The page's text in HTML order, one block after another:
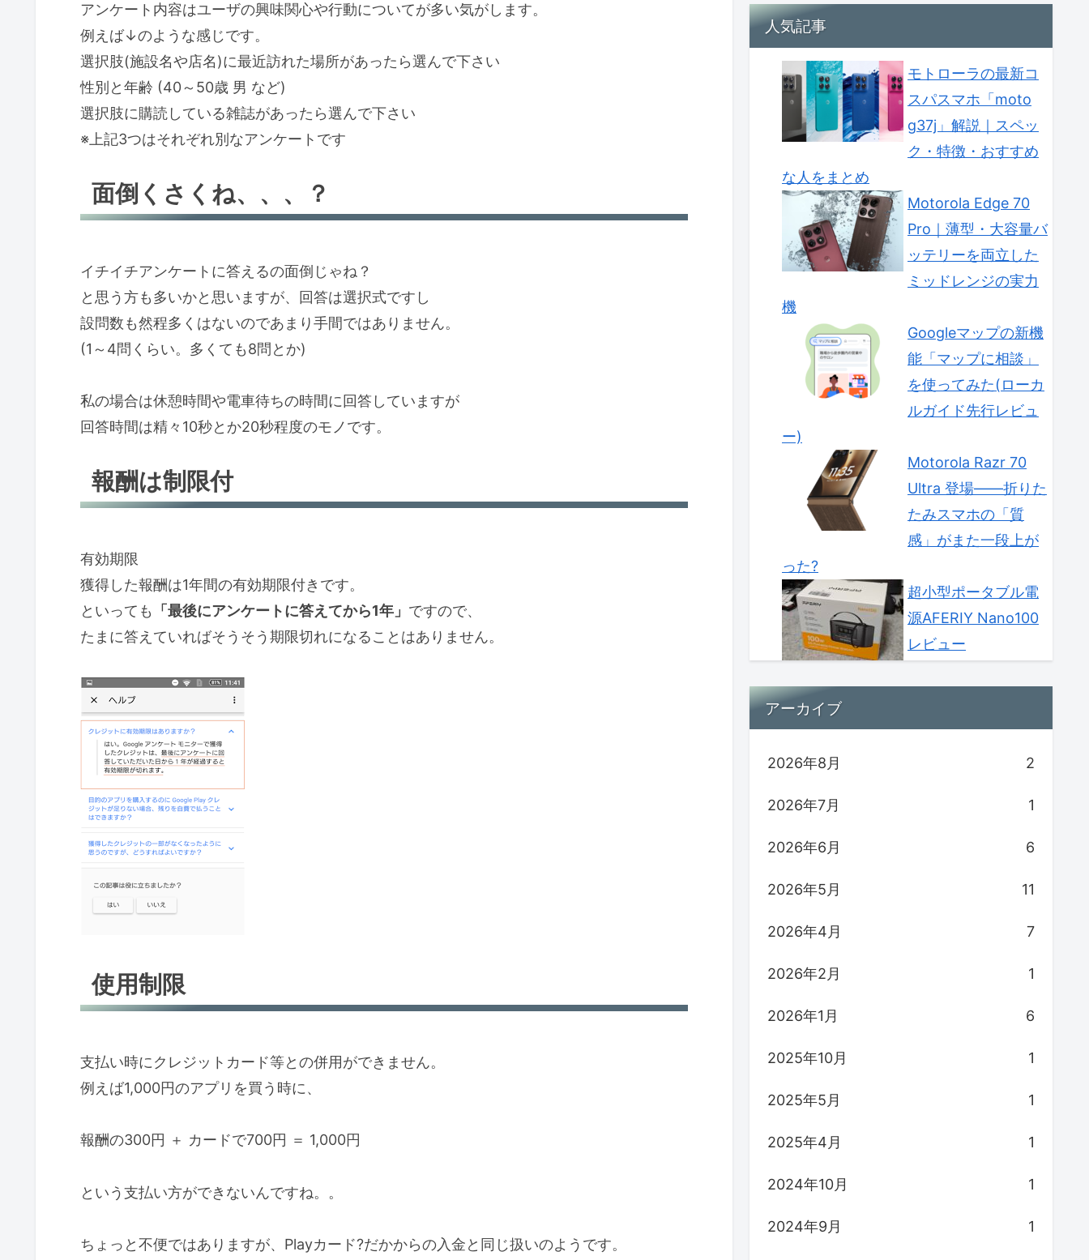
アンケート内容はユーザの興味関心や行動についてが多い気がします。
例えば↓のような感じです。
選択肢(施設名や店名)に最近訪れた場所があったら選んで下さい
性別と年齢 (40～50歳 男 など)
選択肢に購読している雑誌があったら選んで下さい
※上記3つはそれぞれ別なアンケートです
面倒くさくね、、、？
イチイチアンケートに答えるの面倒じゃね？
と思う方も多いかと思いますが、回答は選択式ですし
設問数も然程多くはないのであまり手間ではありません。
(1～4問くらい。多くても8問とか)
私の場合は休憩時間や電車待ちの時間に回答していますが
回答時間は精々10秒とか20秒程度のモノです。
報酬は制限付
有効期限
獲得した報酬は1年間の有効期限付きです。
といっても
「最後にアンケートに答えてから1年」 ですので、
たまに答えていればそうそう期限切れになることはありません。
使用制限
支払い時にクレジットカード等との併用ができません。
例えば1,000円のアプリを買う時に、
報酬の300円 ＋ カードで700円 ＝ 1,000円
という支払い方ができないんですね。。
ちょっと不便ではありますが、Playカード?だかからの入金と同じ扱いのようです。
人気記事
モトローラの最新コ
スパスマホ「moto
g37j」解説｜スペッ
ク・特徴・おすすめ
な人をまとめ
Motorola Edge 70
Pro｜薄型・大容量バ
ッテリーを両立した
ミッドレンジの実力
機
Googleマップの新機
能「マップに相談」
を使ってみた(ローカ
ルガイド先行レビュ
ー)
Motorola Razr 70
Ultra 登場——折りた
たみスマホの「質
感」がまた一段上が
った?
超小型ポータブル電
源AFERIY Nano100
レビュー
アーカイブ
2026年8月 2
2026年7月 1
2026年6月 6
2026年5月 11
2026年4月 7
2026年2月 1
2026年1月 6
2025年10月 1
2025年5月 1
2025年4月 1
2024年10月 1
2024年9月 1